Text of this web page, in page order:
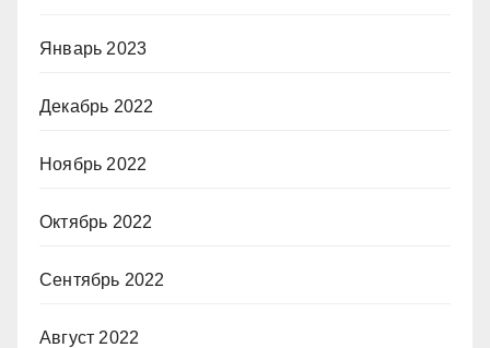
Январь 2023
Декабрь 2022
Ноябрь 2022
Октябрь 2022
Сентябрь 2022
Август 2022